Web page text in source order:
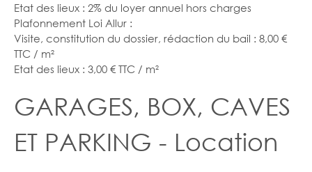
Etat des lieux : 2% du loyer annuel hors charges
Plafonnement Loi Allur :
Visite, constitution du dossier, rédaction du bail : 8,00 €
TTC / m²
Etat des lieux : 3,00 € TTC / m²
GARAGES, BOX, CAVES
ET PARKING - Location